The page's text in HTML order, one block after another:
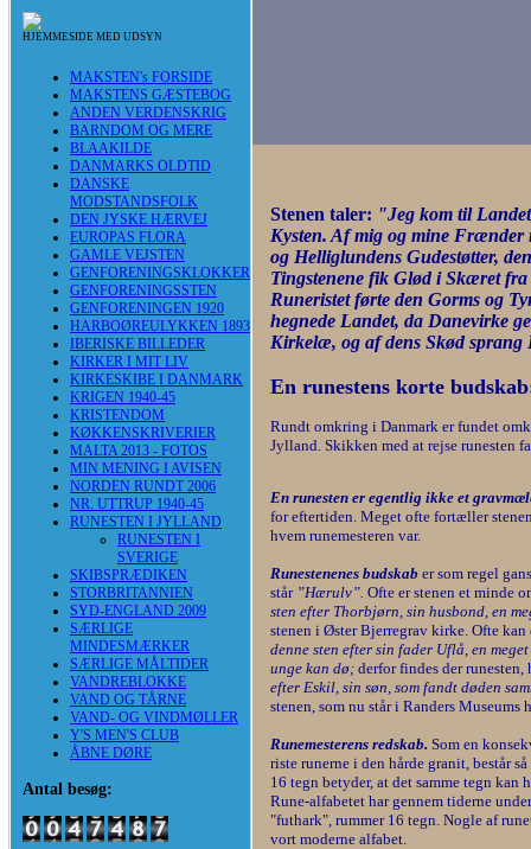
HJEMMESIDE MED UDSYN
MAKSTEN's FORSIDE
MAKSTENS GÆSTEBOG
ANDEN VERDENSKRIG
BARNDOM OG MERE
BLAAKILDE
DANMARKS OLDTID
DANSKE
MODSTANDSFOLK
DEN JYSKE HÆRVEJ
EUROPAS FLORA
GAMLE VEJSTEN
GENFORENINGSKLOKKER
GENFORENINGSSTEN
GENFORENINGEN 1920
HARBOØREULYKKEN 1893
IBERISKE BILLEDER
KIRKER I MIT LIV
KIRKESKIBE I DANMARK
KRIGEN 1940-45
KRISTENDOM
KØKKENSKRIVERIER
MALTA 2013 - FOTOS
MIN MENING I AVISEN
NORDEN RUNDT 2006
NR. UTTRUP 1940-45
RUNESTEN I JYLLAND
RUNESTEN I
SVERIGE
SKIBSPRÆDIKEN
STORBRITANNIEN
SYD-ENGLAND 2009
SÆRLIGE
MINDESMÆRKER
SÆRLIGE MÅLTIDER
VANDREBLOKKE
VAND OG TÅRNE
VAND- OG VINDMØLLER
Y'S MEN'S CLUB
ÅBNE DØRE
Antal besøg:
Stenen taler: "Jeg kom til
Kysten. Af mig og mine Frænder
og Helliglundens Gudestøtter,
Tingstenene fik Glød i Skæret
Runeristet førte den Gorms og
hegnede Landet, da Danevirke
Kirkelæ, og af dens Skød
En runestens korte
Rundt omkring i Danmark er fundet
Jylland. Skikken med at rejse runesten
En runesten er egentlig ikke et
for eftertiden. Meget ofte fortæller
hvem runemesteren var.
Runestenenes budskab er som regel
står ”Hærulv”. Ofte er stenen et minde
sten efter Thorbjørn, sin husbond, en
stenen i Øster Bjerregrav kirke. Ofte
denne sten efter sin fader Uflå, en
unge kan dø; derfor findes der
efter Eskil, sin søn, som fandt døden
stenen, som nu står i Randers Museums
Runemesterens redskab. Som en
riste runerne i den hårde granit, består
16 tegn betyder, at det samme tegn
Rune-alfabetet har gennem tiderne
"futhark", rummer 16 tegn. Nogle af
vort moderne alfabet.